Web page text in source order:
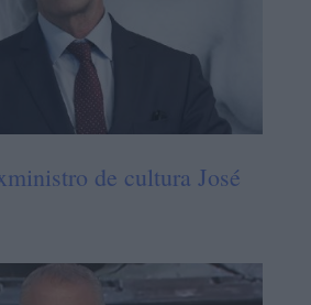
de cultura José